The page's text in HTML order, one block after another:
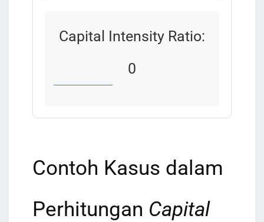
Capital Intensity Ratio:
0
Contoh Kasus dalam
Perhitungan Capital